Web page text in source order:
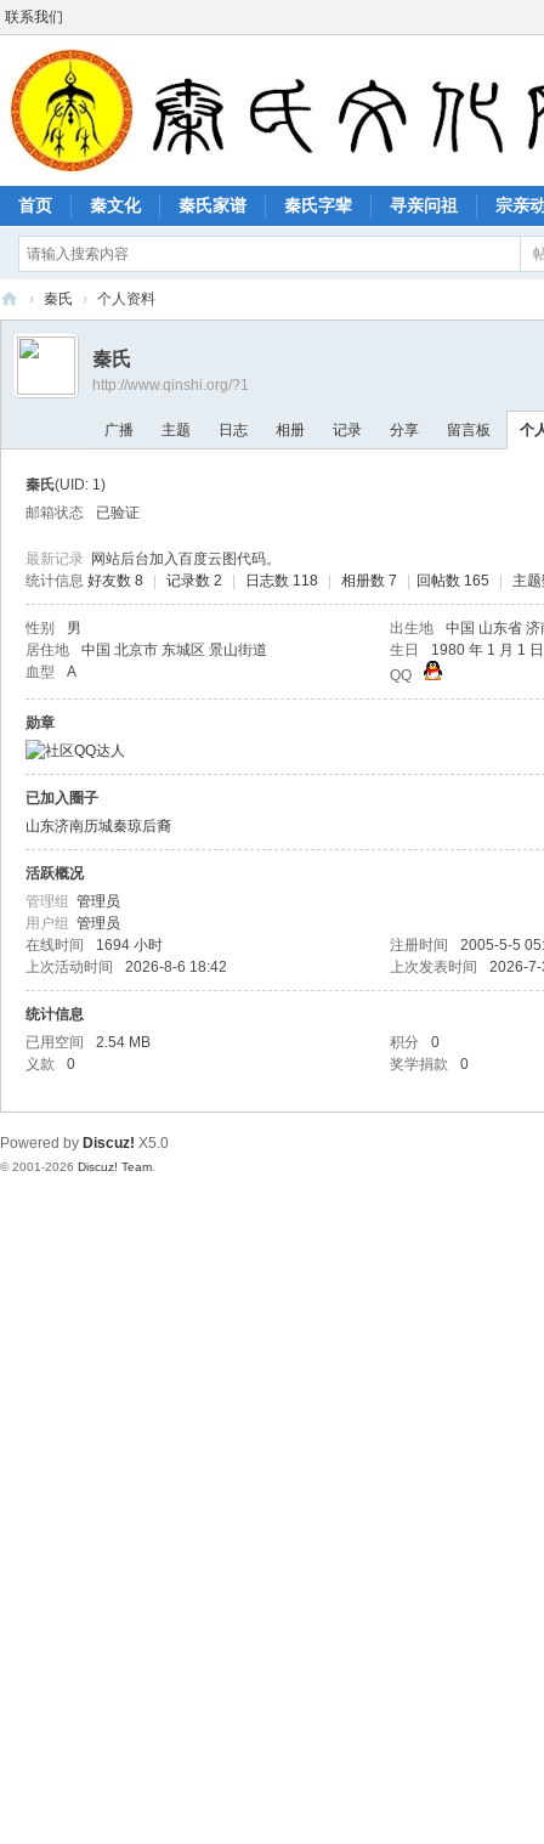
联系我们
首页 秦文化 秦氏家谱 秦氏字辈 寻亲问祖 宗亲
秦
文
› 秦氏 › 个人资料
秦氏
http://www.qinshi.org/?1
广播 主题 日志 相册 记录 分享 留言板 个
秦氏(UID: 1)
邮箱状态
已验证
最新记录 网站后台加入百度云图代码。
统计信息 好友数 8 记录数 2 日志数 118 相册数 7 回帖数 165 主
性别 男 出生地
中国 山东省 济
居住地
中国 北京市 东城区 景山街道 生日
1980 年 1 月 1 日
血型
A QQ
勋章
已加入圈子
山东济南历城秦琼后裔
活跃概况
管理组 管理员
用户组 管理员
在线时间
1694 小时 注册时间
2005-5-5
上次活动时间
2026-8-6 18:42 上次发表时间 2026-
统计信息
已用空间
2.54 MB 积分
0
义款
0 奖学捐款 0
Powered by Discuz! X5.0
© 2001-2026 Discuz! Team